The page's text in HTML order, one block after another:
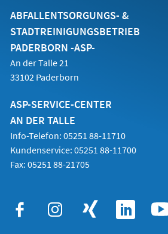
Tab)
ABFALLENTSORGUNGS- &
STADTREINIGUNGSBETRIEB
PADERBORN -ASP-
An der Talle 21
33102 Paderborn
ASP-SERVICE-CENTER
AN DER TALLE
Info-Telefon: 05251 88-11710
Kundenservice: 05251 88-11700
Fax: 05251 88-21705